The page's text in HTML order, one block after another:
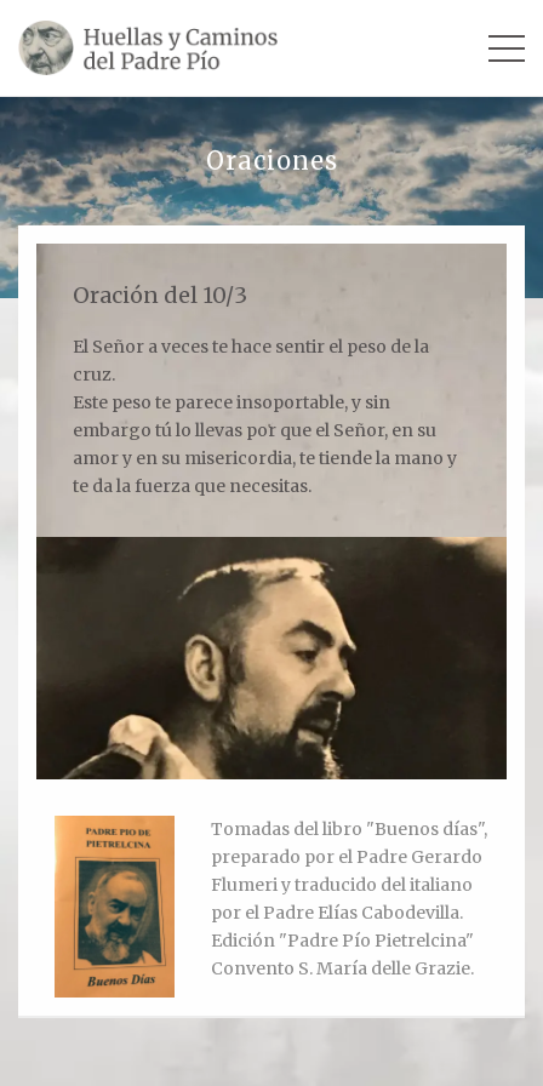
SU VIDA
Escultores
Revista «La Voz del Padre Pío»
Contar mi testimonio
LUGARES
Compartir un lugar
EL MILAGRO
El Milagro
Relación con Flia. Damiani
Galería y testimonios
Reliquias
ORACIONES
Oraciones
Oración del 10/3
El Señor a veces te hace sentir el peso de la
cruz.
Este peso te parece insoportable, y sin
embargo tú lo llevas por que el Señor, en su
amor y en su misericordia, te tiende la mano y
te da la fuerza que necesitas.
Tomadas del libro "Buenos días",
preparado por el Padre Gerardo
Flumeri y traducido del italiano
por el Padre Elías Cabodevilla.
Edición "Padre Pío Pietrelcina"
Convento S. María delle Grazie.